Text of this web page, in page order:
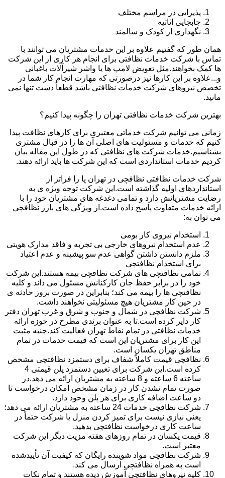
پذیرایی در مراسم مختلف
جابجایی اثاثیه
نگهداری از کودک و سالمند
همان طور که گفتیم علاوه بر این خدمات مشتریان می توانند با
تماس با شرکت خدمات نظافتی برای انجام هر کاری از این شرکت
ها کمک بخواهند.مثل تعویض لامپ ها یا واشر شیرآلات باغبانی
و...علاوه بر این کارها نیز درصورتی که مهارت انجام کار شما در
تخصص نیروهای شرکت خدمات نظافتی باشد قطعاً دست تنها نمی
مانید.
بهترین شرکت خدمات نظافتی تهران را چگونه پیدا کنیم؟
زمانی می توانیم شرکت خدماتی معتبری برای کارهای نظافت پیدا
کنیم که خدمات و مسئولیت های اصلی آن ها را در قبال مشتری
بشناسیم.خدمات شرکت های نظافتی که در طول این مقاله بیان
کردیم خدمات استانداردی است که این شرکت ها باید ارائه دهند.
شرکت خدمات نظافتی نظافچی در تهران پا را فراتر از
استانداردهای اولیه گذاشته است.این شرکت توجه ویژه ی به
رضایت مشتریانش دارد و تمامی دغدغه های مشتریان خود را با
ارائه خدمات متفاوت پاسخ داده است.از ویژگی های بارز نظافچی
می توان به:
استخدام نیروی کار بومی
عدم استخدام نیروهای خارجی بی تجربه و فاقد مدارک هویتی
ملزم دانستن داشتن گواهی عدم سو پیشینه و عدم اعتیاد
برای استخدام نظافتچی
تمامی نظافتچی های شرکت نظافچی بیمه هستند.این شرکت
خود را در برابر حفظ جان کارکنانش مسئول می داند و کلیه
نظافتچی ها را بیمه می کند؛ بنابراین در صورت بروز حادثه ی
در حین کار مشتریان هیچ مسئولیتی نخواهند داشت.
شرکت نظافچی در شمال و جنوب و شرق و غرب تهران دفتر
کار دایر کرده است.تا به عنوان برندی مطرح در حوزه ارائه
خدمات نظافتی در تمام نقاط تهران فعالیت کند.جنبه مثبت
این کار برای مشتریان این است که قیمت خدمات در تمام
مناطق تهران یکسان است.
نظافچی قیمت کاملاً شفاف برای دستمزد نظافتچی مشخص
کرده است.این شرکت برای تعیین دستمزد پلن قیمتی 4
ساعته 6 ساعته و 8 ساعته به مشتریان ارائه می دهد.در
صورت تمام نشدن کار در زمان مشخص امکان درخواست تا
دو ساعت اضافه کاری برای هر پلن وجود دارد.
شرکت نظافچی خدمات 24 ساعته به مشتریان ارائه می دهد؛
یعنی نیازی نیست برای تمیز کردن منزل یا شرکت حتماً در
ساعت کاری درخواست نظافتچی بدهید.
قیمت یکسان در تمام روزهای هفته مزیت دیگر این شرکت
معتبر است.
شرکت نظافچی مواد شوینده رایگان که کیفیت آن تأییدشده
است به همراه نظافتچی ارسال می کند.
کلیه نیروهای نظافتچی آموزش دیده هستند و تمام نکات